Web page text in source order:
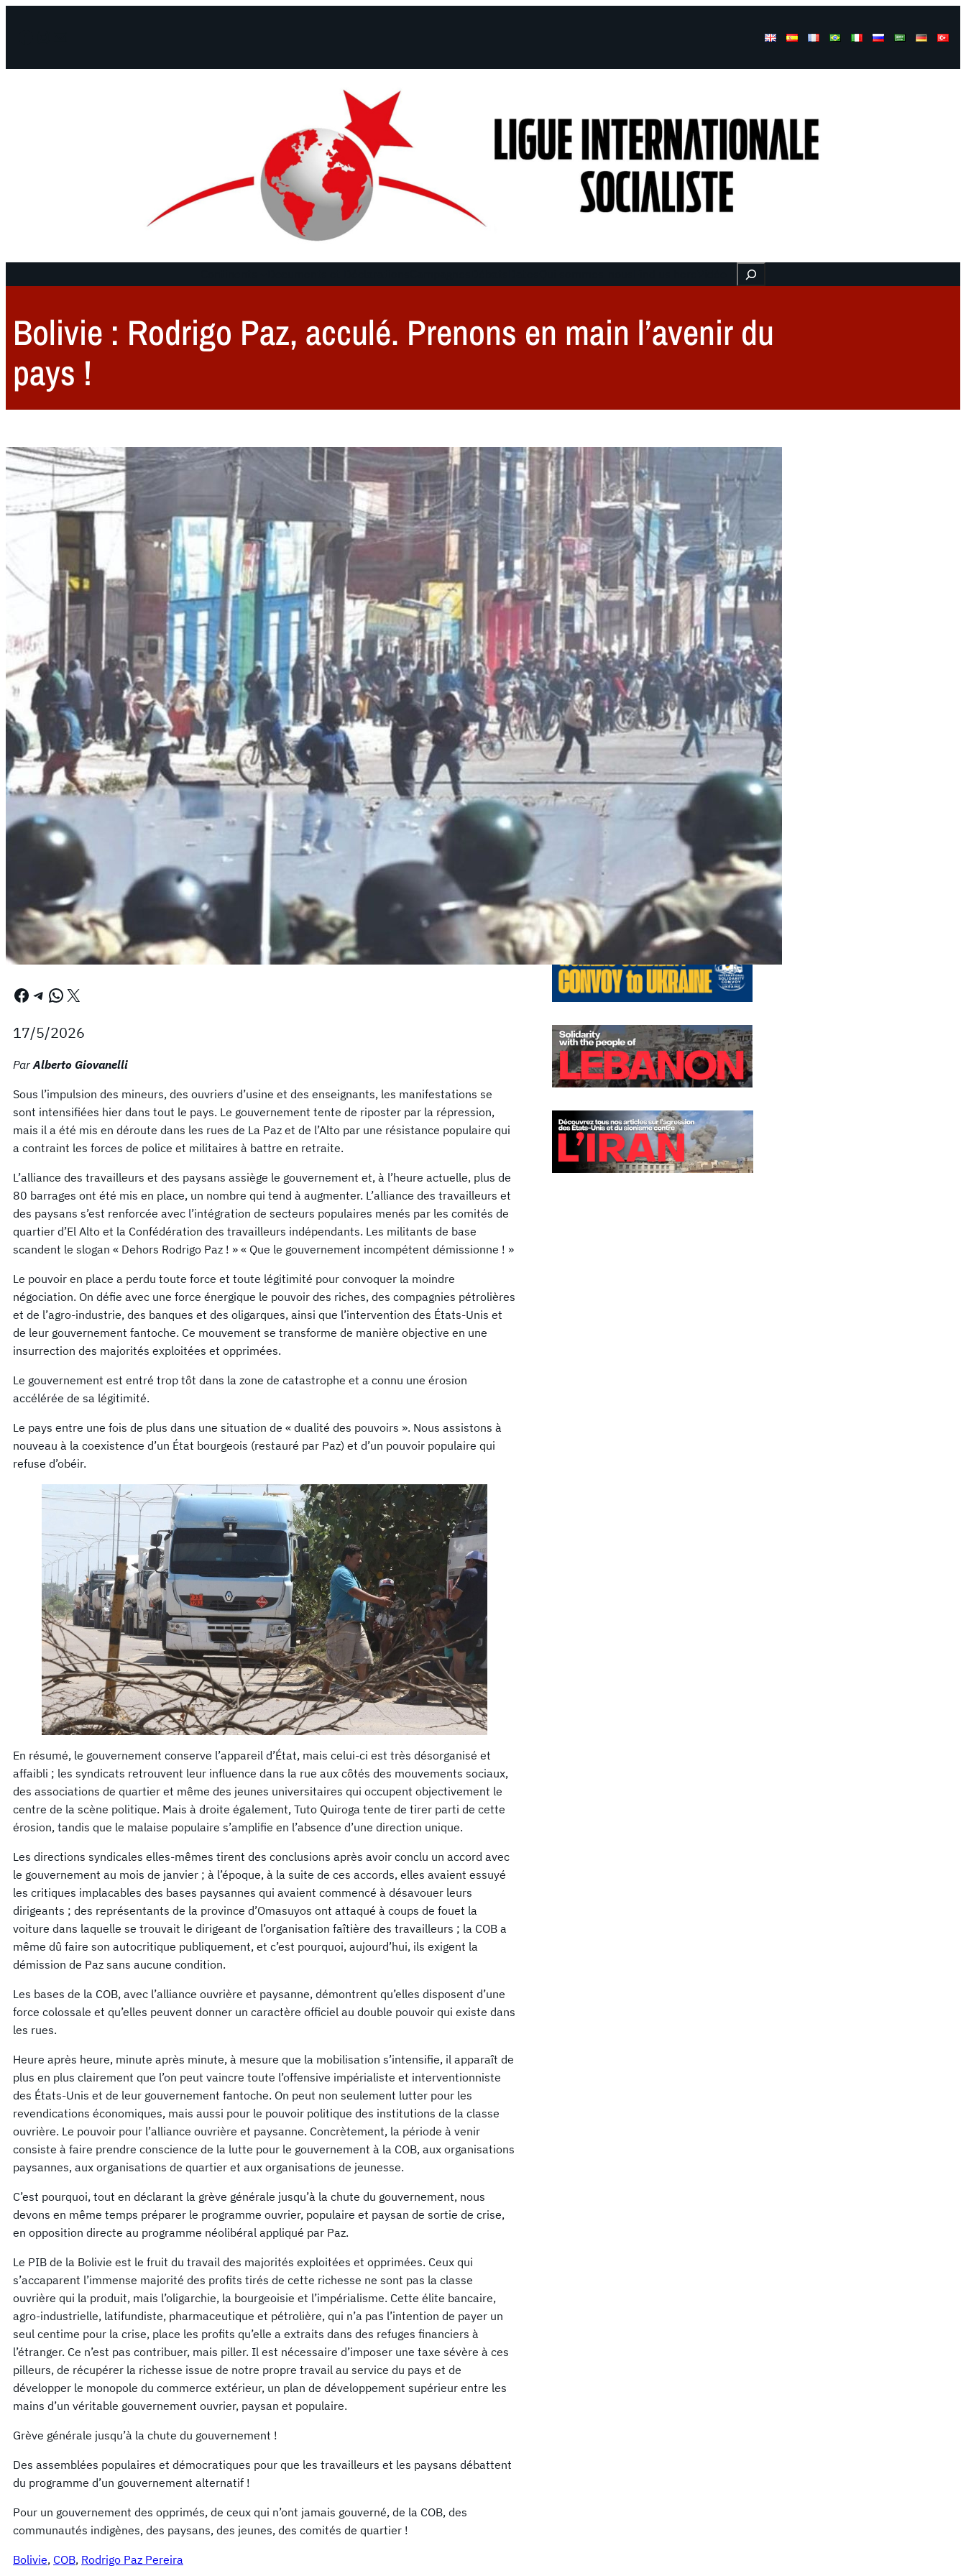
Buscar
Bolivie : Rodrigo Paz, acculé. Prenons en main l’avenir du
pays !
Facebook Telegram WhatsApp X
17/5/2026
ParAlberto Giovanelli
Sous l’impulsion des mineurs, des ouvriers d’usine et des enseignants, les manifestations se
sont intensifiées hier dans tout le pays. Le gouvernement tente de riposter par la répression,
mais il a été mis en déroute dans les rues de La Paz et de l’Alto par une résistance populaire qui
a contraint les forces de police et militaires à battre en retraite.
L’alliance des travailleurs et des paysans assiège le gouvernement et, à l’heure actuelle, plus de
80 barrages ont été mis en place, un nombre qui tend à augmenter. L’alliance des travailleurs et
des paysans s’est renforcée avec l’intégration de secteurs populaires menés par les comités de
quartier d’El Alto et la Confédération des travailleurs indépendants. Les militants de base
scandent le slogan « Dehors Rodrigo Paz ! » « Que le gouvernement incompétent démissionne ! »
Le pouvoir en place a perdu toute force et toute légitimité pour convoquer la moindre
négociation. On défie avec une force énergique le pouvoir des riches, des compagnies pétrolières
et de l’agro-industrie, des banques et des oligarques, ainsi que l’intervention des États-Unis et
de leur gouvernement fantoche. Ce mouvement se transforme de manière objective en une
insurrection des majorités exploitées et opprimées.
Le gouvernement est entré trop tôt dans la zone de catastrophe et a connu une érosion
accélérée de sa légitimité.
Le pays entre une fois de plus dans une situation de « dualité des pouvoirs ». Nous assistons à
nouveau à la coexistence d’un État bourgeois (restauré par Paz) et d’un pouvoir populaire qui
refuse d’obéir.
En résumé, le gouvernement conserve l’appareil d’État, mais celui-ci est très désorganisé et
affaibli ; les syndicats retrouvent leur influence dans la rue aux côtés des mouvements sociaux,
des associations de quartier et même des jeunes universitaires qui occupent objectivement le
centre de la scène politique. Mais à droite également, Tuto Quiroga tente de tirer parti de cette
érosion, tandis que le malaise populaire s’amplifie en l’absence d’une direction unique.
Les directions syndicales elles-mêmes tirent des conclusions après avoir conclu un accord avec
le gouvernement au mois de janvier ; à l’époque, à la suite de ces accords, elles avaient essuyé
les critiques implacables des bases paysannes qui avaient commencé à désavouer leurs
dirigeants ; des représentants de la province d’Omasuyos ont attaqué à coups de fouet la
voiture dans laquelle se trouvait le dirigeant de l’organisation faîtière des travailleurs ; la COB a
même dû faire son autocritique publiquement, et c’est pourquoi, aujourd’hui, ils exigent la
démission de Paz sans aucune condition.
Les bases de la COB, avec l’alliance ouvrière et paysanne, démontrent qu’elles disposent d’une
force colossale et qu’elles peuvent donner un caractère officiel au double pouvoir qui existe dans
les rues.
Heure après heure, minute après minute, à mesure que la mobilisation s’intensifie, il apparaît de
plus en plus clairement que l’on peut vaincre toute l’offensive impérialiste et interventionniste
des États-Unis et de leur gouvernement fantoche. On peut non seulement lutter pour les
revendications économiques, mais aussi pour le pouvoir politique des institutions de la classe
ouvrière. Le pouvoir pour l’alliance ouvrière et paysanne. Concrètement, la période à venir
consiste à faire prendre conscience de la lutte pour le gouvernement à la COB, aux organisations
paysannes, aux organisations de quartier et aux organisations de jeunesse.
C’est pourquoi, tout en déclarant la grève générale jusqu’à la chute du gouvernement, nous
devons en même temps préparer le programme ouvrier, populaire et paysan de sortie de crise,
en opposition directe au programme néolibéral appliqué par Paz.
Le PIB de la Bolivie est le fruit du travail des majorités exploitées et opprimées. Ceux qui
s’accaparent l’immense majorité des profits tirés de cette richesse ne sont pas la classe
ouvrière qui la produit, mais l’oligarchie, la bourgeoisie et l’impérialisme. Cette élite bancaire,
agro-industrielle, latifundiste, pharmaceutique et pétrolière, qui n’a pas l’intention de payer un
seul centime pour la crise, place les profits qu’elle a extraits dans des refuges financiers à
l’étranger. Ce n’est pas contribuer, mais piller. Il est nécessaire d’imposer une taxe sévère à ces
pilleurs, de récupérer la richesse issue de notre propre travail au service du pays et de
développer le monopole du commerce extérieur, un plan de développement supérieur entre les
mains d’un véritable gouvernement ouvrier, paysan et populaire.
Grève générale jusqu’à la chute du gouvernement !
Des assemblées populaires et démocratiques pour que les travailleurs et les paysans débattent
du programme d’un gouvernement alternatif !
Pour un gouvernement des opprimés, de ceux qui n’ont jamais gouverné, de la COB, des
communautés indigènes, des paysans, des jeunes, des comités de quartier !
Bolivie, COB, Rodrigo Paz Pereira
Éditions précédentes